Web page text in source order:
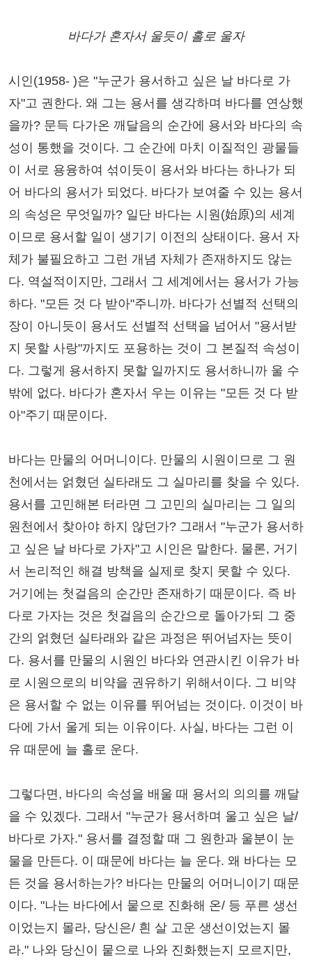
바다가 혼자서 울듯이 홀로 울자
시인(1958- )은 "누군가 용서하고 싶은 날 바다로 가
자"고 권한다. 왜 그는 용서를 생각하며 바다를 연상했
을까? 문득 다가온 깨달음의 순간에 용서와 바다의 속
성이 통했을 것이다. 그 순간에 마치 이질적인 광물들
이 서로 용융하여 섞이듯이 용서와 바다는 하나가 되
어 바다의 용서가 되었다. 바다가 보여줄 수 있는 용서
의 속성은 무엇일까? 일단 바다는 시원(始原)의 세계
이므로 용서할 일이 생기기 이전의 상태이다. 용서 자
체가 불필요하고 그런 개념 자체가 존재하지도 않는
다. 역설적이지만, 그래서 그 세계에서는 용서가 가능
하다. "모든 것 다 받아"주니까. 바다가 선별적 선택의
장이 아니듯이 용서도 선별적 선택을 넘어서 "용서받
지 못할 사랑"까지도 포용하는 것이 그 본질적 속성이
다. 그렇게 용서하지 못할 일까지도 용서하니까 울 수
밖에 없다. 바다가 혼자서 우는 이유는 "모든 것 다 받
아"주기 때문이다.
바다는 만물의 어머니이다. 만물의 시원이므로 그 원
천에서는 얽혔던 실타래도 그 실마리를 찾을 수 있다.
용서를 고민해본 터라면 그 고민의 실마리는 그 일의
원천에서 찾아야 하지 않던가? 그래서 "누군가 용서하
고 싶은 날 바다로 가자"고 시인은 말한다. 물론, 거기
서 논리적인 해결 방책을 실제로 찾지 못할 수 있다.
거기에는 첫걸음의 순간만 존재하기 때문이다. 즉 바
다로 가자는 것은 첫걸음의 순간으로 돌아가되 그 중
간의 얽혔던 실타래와 같은 과정은 뛰어넘자는 뜻이
다. 용서를 만물의 시원인 바다와 연관시킨 이유가 바
로 시원으로의 비약을 권유하기 위해서이다. 그 비약
은 용서할 수 없는 이유를 뛰어넘는 것이다. 이것이 바
다에 가서 울게 되는 이유이다. 사실, 바다는 그런 이
유 때문에 늘 홀로 운다.
그렇다면, 바다의 속성을 배울 때 용서의 의의를 깨달
을 수 있겠다. 그래서 "누군가 용서하며 울고 싶은 날/
바다로 가자." 용서를 결정할 때 그 원한과 울분이 눈
물을 만든다. 이 때문에 바다는 늘 운다. 왜 바다는 모
든 것을 용서하는가? 바다는 만물의 어머니이기 때문
이다. "나는 바다에서 뭍으로 진화해 온/ 등 푸른 생선
이었는지 몰라, 당신은/ 흰 살 고운 생선이었는지 몰
라." 나와 당신이 뭍으로 나와 진화했는지 모르지만,